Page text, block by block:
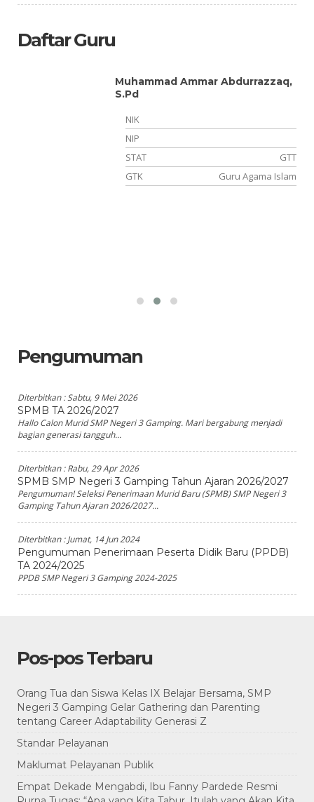
Daftar Guru
Muhammad Ammar Abdurrazzaq,
S.Pd
NIK
NIP
STAT
GTT
GTK
Guru Agama Islam
Pengumuman
Diterbitkan :Sabtu, 9 Mei 2026
SPMB TA 2026/2027
Hallo Calon Murid SMP Negeri 3 Gamping. Mari bergabung menjadi
bagian generasi tangguh...
Diterbitkan :Rabu, 29 Apr 2026
SPMB SMP Negeri 3 Gamping Tahun Ajaran 2026/2027
Pengumuman! Seleksi Penerimaan Murid Baru (SPMB) SMP Negeri 3
Gamping Tahun Ajaran 2026/2027...
Diterbitkan :Jumat, 14 Jun 2024
Pengumuman Penerimaan Peserta Didik Baru (PPDB)
TA 2024/2025
PPDB SMP Negeri 3 Gamping 2024-2025
Pos-pos Terbaru
Orang Tua dan Siswa Kelas IX Belajar Bersama, SMP
Negeri 3 Gamping Gelar Gathering dan Parenting
tentang Career Adaptability Generasi Z
Standar Pelayanan
Maklumat Pelayanan Publik
Empat Dekade Mengabdi, Ibu Fanny Pardede Resmi